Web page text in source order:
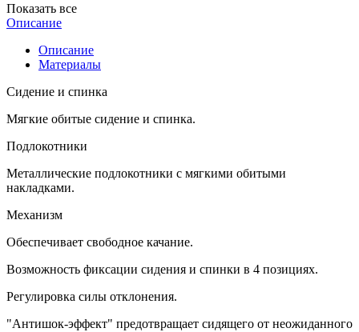
Показать все
Описание
Описание
Материалы
Сидение и спинка
Мягкие обитые сидение и спинка.
Подлокотники
Металлические подлокотники с мягкими обитыми
накладками.
Механизм
Обеспечивает свободное качание.
Возможность фиксации сидения и спинки в 4 позициях.
Регулировка силы отклонения.
"Антишок-эффект" предотвращает сидящего от неожиданного